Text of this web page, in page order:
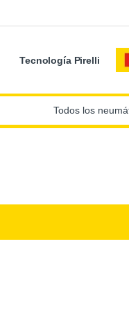
Tecnología Pirelli